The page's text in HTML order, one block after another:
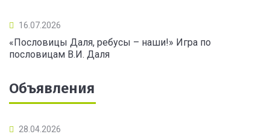
16.07.2026
«Пословицы Даля, ребусы – наши!» Игра по
пословицам В.И. Даля
Объявления
28.04.2026